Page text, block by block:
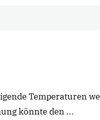
Temperaturen
könnte den ...